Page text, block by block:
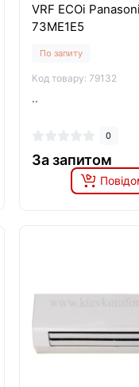
VRF ECOi
73ME1E5
По запиту
Код товару: 79132
..
0
За запитом